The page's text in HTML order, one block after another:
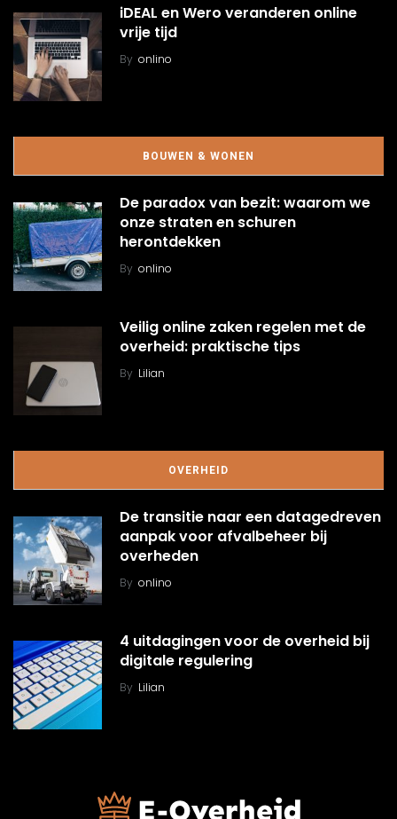
iDEAL en Wero veranderen online
vrije tijd
By onlino
BOUWEN & WONEN
De paradox van bezit: waarom we
onze straten en schuren
herontdekken
By onlino
Veilig online zaken regelen met de
overheid: praktische tips
By Lilian
OVERHEID
De transitie naar een datagedreven
aanpak voor afvalbeheer bij
overheden
By onlino
4 uitdagingen voor de overheid bij
digitale regulering
By Lilian